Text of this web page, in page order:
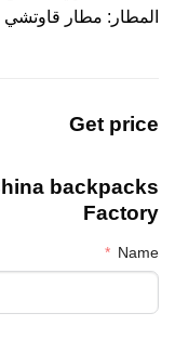
المطار: مطار قاوتشي
Get price
backpacks
Factory
Name